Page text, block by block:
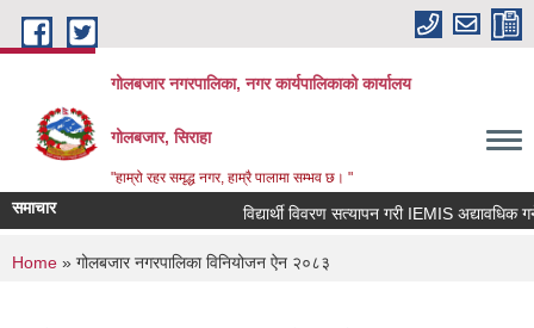
Skip to main content
गोलबजार नगरपालिका, नगर कार्यपालिकाको कार्यालय
गोलबजार, सिराहा
"हाम्रो रहर समृद्ध नगर, हाम्रै पालामा सम्भव छ। "
समाचार विद्यार्थी विवरण सत्यापन गरी IEMIS अद्यावधिक गर्ने
You are here
Home » गोलबजार नगरपालिका विनियोजन ऐन २०८३